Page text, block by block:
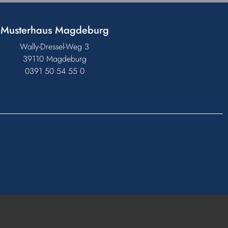
Musterhaus Magdeburg
Wally-Dressel-Weg 3
39110 Magdeburg
0391 50 54 55 0